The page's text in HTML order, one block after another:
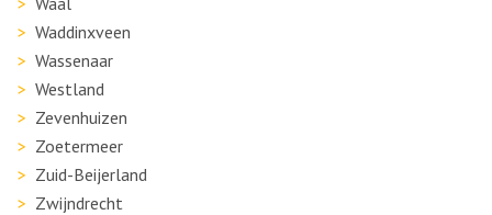
Waddinxveen
Wassenaar
Westland
Zevenhuizen
Zoetermeer
Zuid-Beijerland
Zwijndrecht